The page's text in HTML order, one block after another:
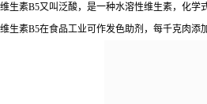
维生素B5又叫泛酸，是一种水溶性维生素，化学
维生素B5在食品工业可作发色助剂，每千克肉添